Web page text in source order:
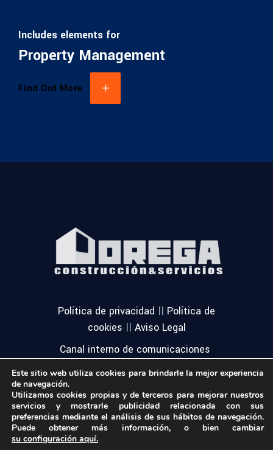
Includes elements for
Property Management
Find Out More
Política de privacidad || Política de
cookies || Aviso Legal
Canal interno de comunicaciones
Este sitio web utiliza cookies para brindarle la mejor experiencia
de navegación.
Utilizamos cookies propias y de terceros para mejorar nuestros
servicios y mostrarle publicidad relacionada con sus
preferencias mediante el análisis de sus hábitos de navegación.
Puede obtener más información, o bien cambiar
su configuración aquí.